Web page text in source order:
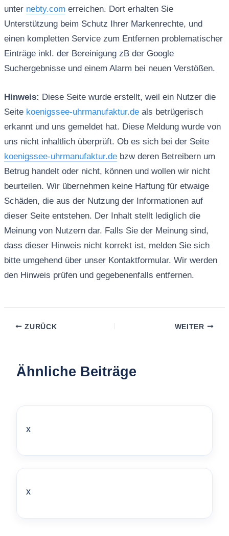
unter nebty.com erreichen. Dort erhalten Sie
Unterstützung beim Schutz Ihrer Markenrechte, und
einen kompletten Service zum Entfernen problematischer
Einträge inkl. der Bereinigung zB der Google
Suchergebnisse und einem Alarm bei neuen Verstößen.
Hinweis: Diese Seite wurde erstellt, weil ein Nutzer die
Seite koenigssee-uhrmanufaktur.deals betrügerisch
erkannt und uns gemeldet hat. Diese Meldung wurde von
uns nicht inhaltlich überprüft. Ob es sich bei der Seite
koenigssee-uhrmanufaktur.debzw deren Betreibern um
Betrug handelt oder nicht, können und wollen wir nicht
beurteilen. Wir übernehmen keine Haftung für etwaige
Schäden, die aus der Nutzung der Informationen auf
dieser Seite entstehen. Der Inhalt stellt lediglich die
Meinung von Nutzern dar. Falls Sie der Meinung sind,
dass dieser Hinweis nicht korrekt ist, melden Sie sich
bitte umgehend über unser Kontaktformular. Wir werden
den Hinweis prüfen und gegebenenfalls entfernen.
ZURÜCK WEITER
Ähnliche Beiträge
x
x